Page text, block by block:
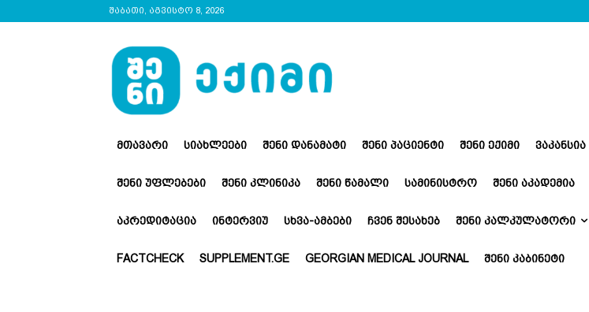
შაბათი, აგვისტო 8, 2026
ᲛᲗᲐᲕᲐᲠᲘ ᲡᲘᲐᲮᲚᲔᲔᲑᲘ ᲨᲔᲜᲘ ᲓᲐᲜᲐᲛᲐᲢᲘ ᲨᲔᲜᲘ ᲞᲐᲪᲘᲔᲜᲢᲘ ᲨᲔᲜᲘ ᲔᲥᲘᲛᲘ ᲕᲐᲙᲐᲜᲡᲘᲐ
ᲨᲔᲜᲘ ᲣᲤᲚᲔᲑᲔᲑᲘ ᲨᲔᲜᲘ ᲙᲚᲘᲜᲘᲙᲐ ᲨᲔᲜᲘ ᲬᲐᲛᲐᲚᲘ ᲡᲐᲛᲘᲜᲘᲡᲢᲠᲝ ᲨᲔᲜᲘ ᲐᲙᲐᲓᲔᲛᲘᲐ
ᲐᲙᲠᲔᲓᲘᲢᲐᲪᲘᲐ ᲘᲜᲢᲔᲠᲕᲘᲣ ᲡᲮᲕᲐ-ᲐᲛᲑᲔᲑᲘ ᲩᲕᲔᲜ ᲨᲔᲡᲐᲮᲔᲑ ᲨᲔᲜᲘ ᲙᲐᲚᲙᲣᲚᲐᲢᲝᲠᲘ
FACTCHECK SUPPLEMENT.GE GEORGIAN MEDICAL JOURNAL ᲨᲔᲜᲘ ᲙᲐᲑᲘᲜᲔᲢᲘ